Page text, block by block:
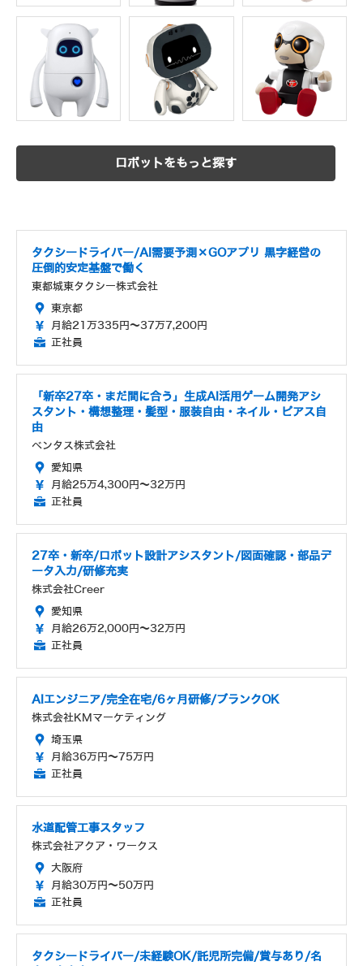
ロボットをもっと探す
タクシードライバー/AI需要予測×GOアプリ 黒字経営の
圧倒的安定基盤で働く
東都城東タクシー株式会社
東京都
月給21万335円～37万7,200円
正社員
「新卒27卒・まだ間に合う」生成AI活用ゲーム開発アシ
スタント・構想整理・髪型・服装自由・ネイル・ピアス自
由
ベンタス株式会社
愛知県
月給25万4,300円～32万円
正社員
27卒・新卒/ロボット設計アシスタント/図面確認・部品デ
ータ入力/研修充実
株式会社Creer
愛知県
月給26万2,000円～32万円
正社員
AIエンジニア/完全在宅/6ヶ月研修/ブランクOK
株式会社KMマーケティング
埼玉県
月給36万円～75万円
正社員
水道配管工事スタッフ
株式会社アクア・ワークス
大阪府
月給30万円～50万円
正社員
タクシードライバー/未経験OK/託児所完備/賞与あり/名